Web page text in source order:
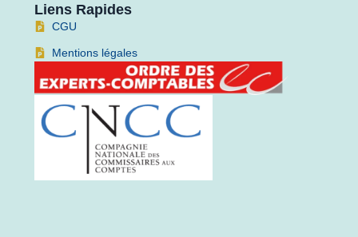
Liens Rapides
CGU
Mentions légales